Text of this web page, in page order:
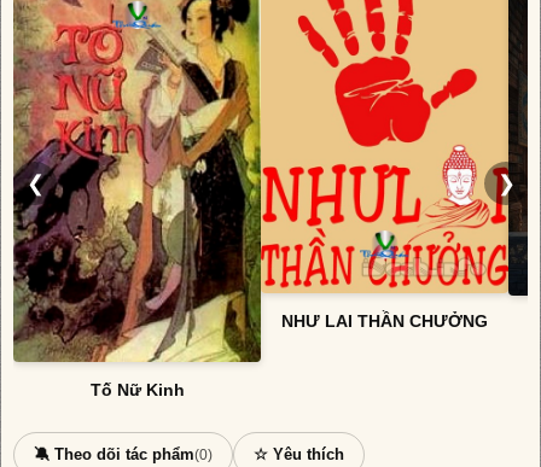
❮
Tố Nữ Kinh
NHƯ LAI THẦN CHƯỞNG
❯
🔕 Theo dõi tác phẩm(0) ☆ Yêu thích